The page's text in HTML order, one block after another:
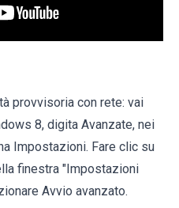
provvisoria con rete: vai
8, digita Avanzate, nei
Impostazioni. Fare clic su
finestra "Impostazioni
Avvio avanzato.